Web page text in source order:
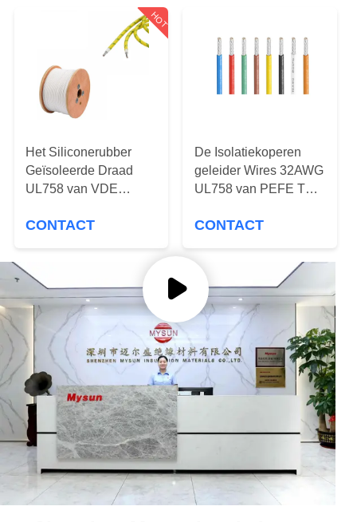
SITEMAP
PRIVACY
gebruikt
HOT
Het Siliconerubber
Geïsoleerde Draad
UL758 van VDE
Koffiemachine
CONTACT
De Isolatiekoperen
geleider Wires 32AWG
UL758 van PEFE TFE
CONTACT